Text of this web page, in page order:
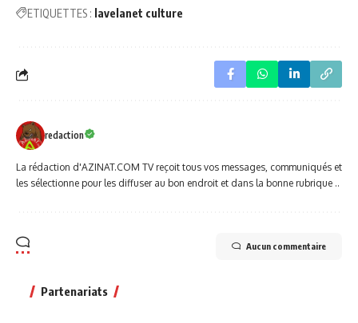
ETIQUETTES : lavelanet culture
redaction
La rédaction d'AZINAT.COM TV reçoit tous vos messages, communiqués et
les sélectionne pour les diffuser au bon endroit et dans la bonne rubrique ..
Aucun commentaire
Partenariats